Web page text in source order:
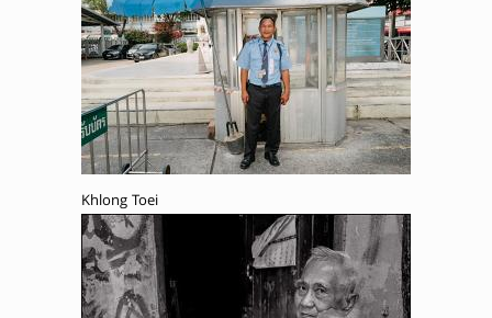
Khlong Toei